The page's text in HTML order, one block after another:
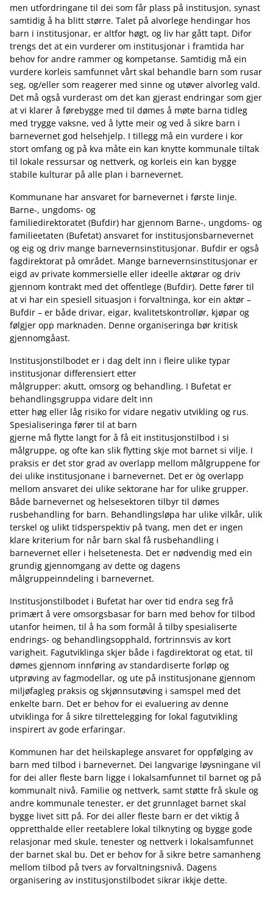
men utfordringane til dei som får plass på institusjon, synast
samtidig å ha blitt større. Talet på alvorlege hendingar hos
barn i institusjonar, er altfor høgt, og liv har gått tapt. Difor
trengs det at ein vurderer om institusjonar i framtida har
behov for andre rammer og kompetanse. Samtidig må ein
vurdere korleis samfunnet vårt skal behandle barn som rusar
seg, og/eller som reagerer med sinne og utøver alvorleg vald.
Det må også vurderast om det kan gjerast endringar som gjer
at vi klarer å førebygge med til dømes å møte barna tidleg
med trygge vaksne, ved å lytte meir og ved å sikre barn i
barnevernet god helsehjelp. I tillegg må ein vurdere i kor
stort omfang og på kva måte ein kan knytte kommunale tiltak
til lokale ressursar og nettverk, og korleis ein kan bygge
stabile kulturar på alle plan i barnevernet.
Kommunane har ansvaret for barnevernet i første linje.
Barne-, ungdoms- og
familiedirektoratet (Bufdir) har gjennom Barne-, ungdoms- og
familieetaten (Bufetat) ansvaret for institusjonsbarnevernet
og eig og driv mange barnevernsinstitusjonar. Bufdir er også
fagdirektorat på området. Mange barnevernsinstitusjonar er
eigd av private kommersielle eller ideelle aktørar og driv
gjennom kontrakt med det offentlege (Bufdir). Dette fører til
at vi har ein spesiell situasjon i forvaltninga, kor ein aktør –
Bufdir – er både drivar, eigar, kvalitetskontrollør, kjøpar og
følgjer opp marknaden. Denne organiseringa bør kritisk
gjennomgåast.
Institusjonstilbodet er i dag delt inn i fleire ulike typar
institusjonar differensiert etter
målgrupper: akutt, omsorg og behandling. I Bufetat er
behandlingsgruppa vidare delt inn
etter høg eller låg risiko for vidare negativ utvikling og rus.
Spesialiseringa fører til at barn
gjerne må flytte langt for å få eit institusjonstilbod i si
målgruppe, og ofte kan slik flytting skje mot barnet si vilje. I
praksis er det stor grad av overlapp mellom målgruppene for
dei ulike institusjonane i barnevernet. Det er òg overlapp
mellom ansvaret dei ulike sektorane har for ulike grupper.
Både barnevernet og helsesektoren tilbyr til dømes
rusbehandling for barn. Behandlingsløpa har ulike vilkår, ulik
terskel og ulikt tidsperspektiv på tvang, men det er ingen
klare kriterium for når barn skal få rusbehandling i
barnevernet eller i helsetenesta. Det er nødvendig med ein
grundig gjennomgang av dette og dagens
målgruppeinndeling i barnevernet.
Institusjonstilbodet i Bufetat har over tid endra seg frå
primært å vere omsorgsbasar for barn med behov for tilbod
utanfor heimen, til å ha som formål å tilby spesialiserte
endrings- og behandlingsopphald, fortrinnsvis av kort
varigheit. Fagutviklinga skjer både i fagdirektorat og etat, til
dømes gjennom innføring av standardiserte forløp og
utprøving av fagmodellar, og ute på institusjonane gjennom
miljøfagleg praksis og skjønnsutøving i samspel med det
enkelte barn. Det er behov for ei evaluering av denne
utviklinga for å sikre tilrettelegging for lokal fagutvikling
inspirert av gode erfaringar.
Kommunen har det heilskaplege ansvaret for oppfølging av
barn med tilbod i barnevernet. Dei langvarige løysningane vil
for dei aller fleste barn ligge i lokalsamfunnet til barnet og på
kommunalt nivå. Familie og nettverk, samt støtte frå skule og
andre kommunale tenester, er det grunnlaget barnet skal
bygge livet sitt på. For dei aller fleste barn er det viktig å
oppretthalde eller reetablere lokal tilknyting og bygge gode
relasjonar med skule, tenester og nettverk i lokalsamfunnet
der barnet skal bu. Det er behov for å sikre betre samanheng
mellom tilbod på tvers av forvaltningsnivå. Dagens
organisering av institusjonstilbodet sikrar ikkje dette.